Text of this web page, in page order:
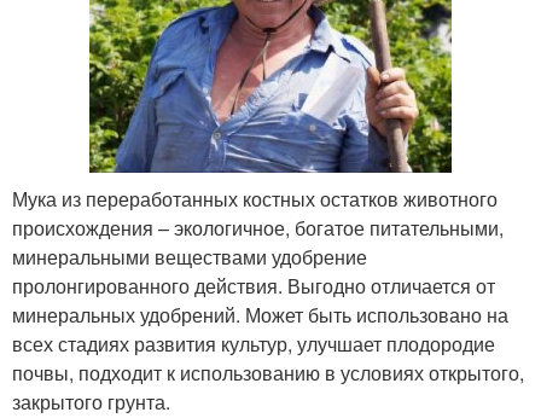
Мука из переработанных костных остатков животного
происхождения – экологичное, богатое питательными,
минеральными веществами удобрение
пролонгированного действия. Выгодно отличается от
минеральных удобрений. Может быть использовано на
всех стадиях развития культур, улучшает плодородие
почвы, подходит к использованию в условиях открытого,
закрытого грунта.